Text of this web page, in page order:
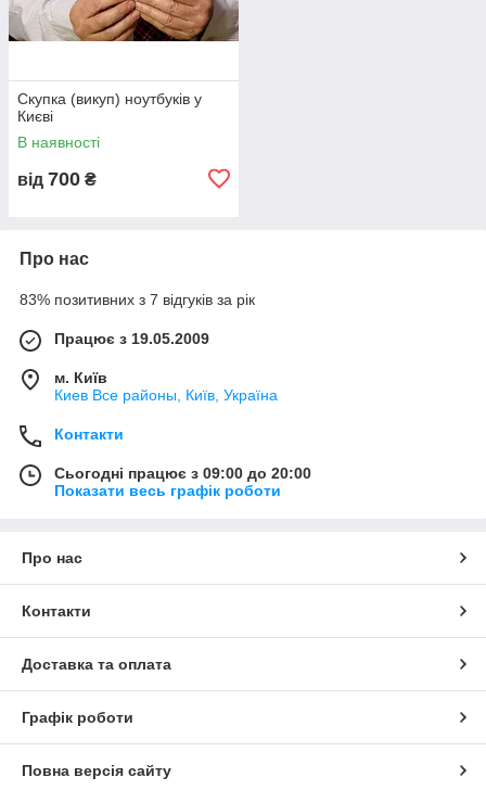
Скупка (викуп) ноутбуків у
Києві
В наявності
від 700 ₴
Про нас
83% позитивних з 7 відгуків за рік
Працює з 19.05.2009
м. Київ
Киев Все районы, Київ, Україна
Контакти
Сьогодні працює з 09:00 до 20:00
Показати весь графік роботи
Про нас
Контакти
Доставка та оплата
Графік роботи
Повна версія сайту